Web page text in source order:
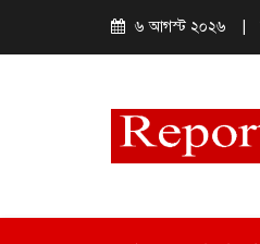
৬ আগস্ট ২০২৬